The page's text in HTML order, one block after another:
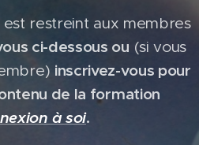
restreint aux membres
ci-dessous ou (si vous
inscrivez-vous pour
de la formation
à soi.